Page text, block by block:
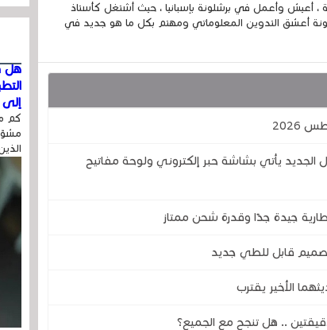
الحسين مزواد ، مغربي الجنسية ، عمري 42 سنة ، أعيش وأعمل في برشلونة بإسبانيا ، حيث أشتغل كأستاذ
أعشق التدوين المعلوماتي ومهتم بكل ما هو جديد في
يأتي بشاشة حبر إلكتروني ولوحة مفاتيح
.. هل تنجح مع الجميع؟
هل
إلى
كم